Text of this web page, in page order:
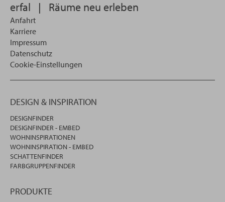
erfal | Räume neu erleben
Anfahrt
Karriere
Impressum
Datenschutz
Cookie-Einstellungen
DESIGN & INSPIRATION
DESIGNFINDER
DESIGNFINDER - EMBED
WOHNINSPIRATIONEN
WOHNINSPIRATION - EMBED
SCHATTENFINDER
FARBGRUPPENFINDER
PRODUKTE